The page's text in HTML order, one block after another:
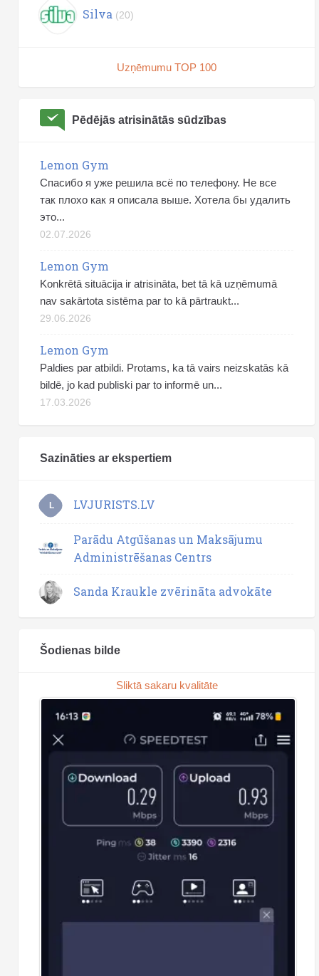
Silva (20)
Uzņēmumu TOP 100
Pēdējās atrisinātās sūdzības
Lemon Gym
Спасибо я уже решила всё по телефону. Не все
так плохо как я описала выше. Хотела бы удалить
это...
02.07.2026
Lemon Gym
Konkrētā situācija ir atrisināta, bet tā kā uzņēmumā
nav sakārtota sistēma par to kā pārtraukt...
29.06.2026
Lemon Gym
Paldies par atbildi. Protams, ka tā vairs neizskatās kā
bildē, jo kad publiski par to informē un...
17.03.2026
Sazināties ar ekspertiem
L LVJURISTS.LV
Parādu Atgūšanas un Maksājumu
Administrēšanas Centrs
Sanda Kraukle zvērināta advokāte
Šodienas bilde
Sliktā sakaru kvalitāte